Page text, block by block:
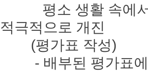
평소 생활 속에서
적극적으로 개진
(평가표 작성)
- 배부된 평가표에